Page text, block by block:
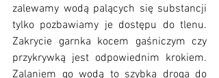
zalewamy wodą palących się substancji
tylko pozbawiamy je dostępu do tlenu.
Zakrycie garnka kocem gaśniczym czy
przykrywką jest odpowiednim krokiem.
Zalaniem go wodą to szybka droga do